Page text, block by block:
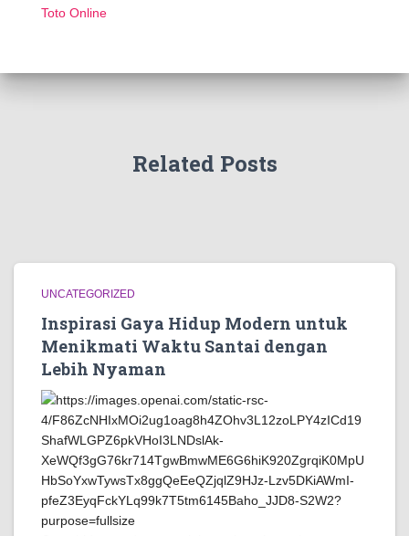
Toto Online
Related Posts
UNCATEGORIZED
Inspirasi Gaya Hidup Modern untuk
Menikmati Waktu Santai dengan
Lebih Nyaman